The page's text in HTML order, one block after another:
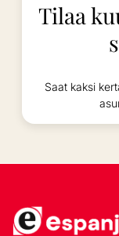
Tilaa
Saat kaksi